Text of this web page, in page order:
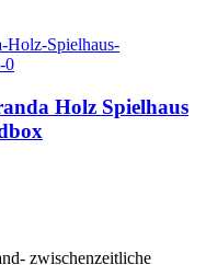
Holz Spielhaus
zwischenzeitliche